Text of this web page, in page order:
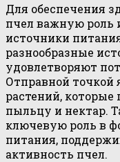
Для обеспечения
пчел важную роль
источники
разнообразные
удовлетворяют
Отправной точкой
растений,
пыльцу и нектар.
ключевую роль в
питания,
активность пчел.